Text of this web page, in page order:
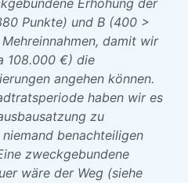
Erhöhung der
Punkte) und B (400 >
damit wir
108.000 €) die
angehen können.
haben wir es
zu
benachteiligen
zweckgebundene
wäre der Weg (siehe